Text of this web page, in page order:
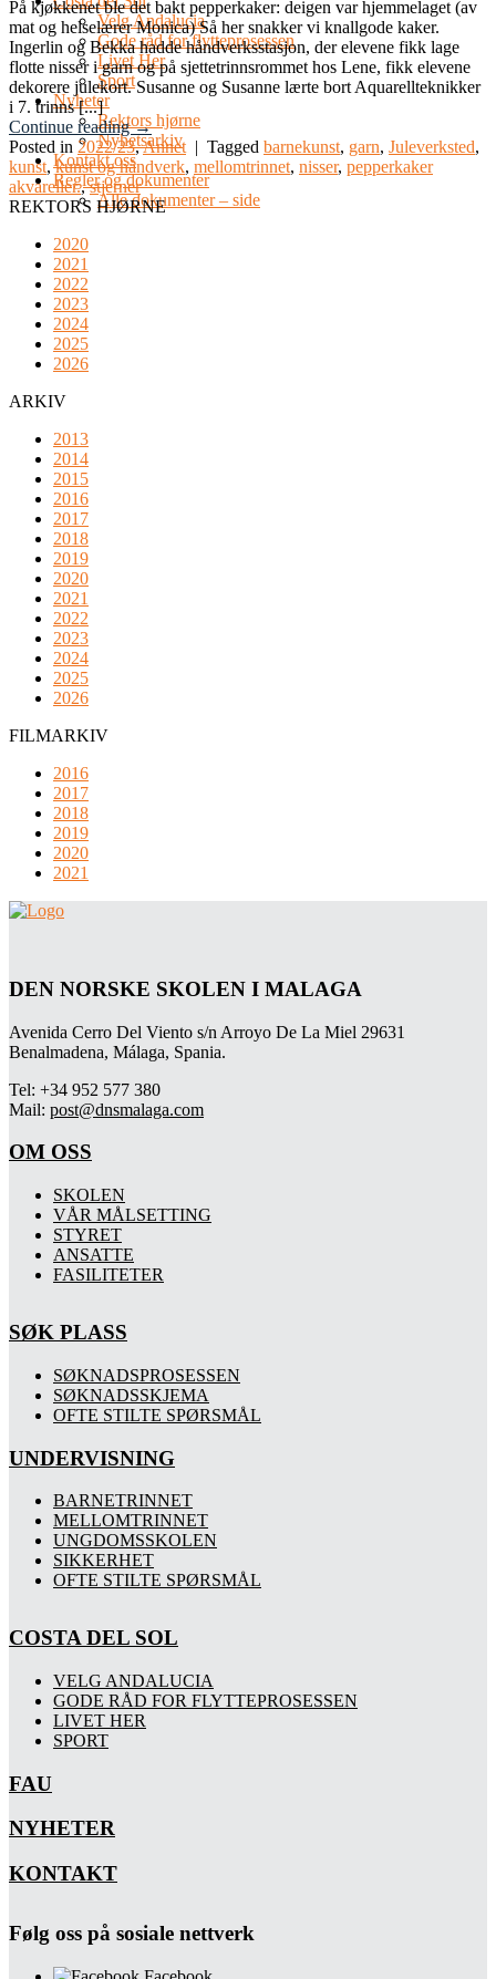
Velg Andalucia
Gode råd for flytteprosessen
Livet Her
Sport
Nyheter
Rektors hjørne
Nyhetsarkiv
Kontakt oss
Regler og dokumenter
Alle dokumenter – side
På kjøkkenet ble det bakt pepperkaker: deigen var hjemmelaget (av
mat og helselærer Monica) Så her snakker vi knallgode kaker.
Ingerlin og Bekka hadde håndverksstasjon, der elevene fikk lage
flotte nisser i garn og på sjettetrinnsrommet hos Lene, fikk elevene
dekorere julekort. Susanne og Susanne lærte bort Aquarellteknikker
i 7. trinns [...]
Continue reading→
Posted in 2022/23,Annet | Tagged barnekunst, garn, Juleverksted,
kunst,kunst og håndverk, mellomtrinnet, nisser, pepperkaker
akvareller.,stjerner
REKTORS HJØRNE
2020
2021
2022
2023
2024
2025
2026
ARKIV
2013
2014
2015
2016
2017
2018
2019
2020
2021
2022
2023
2024
2025
2026
FILMARKIV
2016
2017
2018
2019
2020
2021
DEN NORSKE SKOLEN I MALAGA
Avenida Cerro Del Viento s/n Arroyo De La Miel 29631
Benalmadena, Málaga, Spania.
Tel: +34 952 577 380
Mail: post@dnsmalaga.com
OM OSS
SKOLEN
VÅR MÅLSETTING
STYRET
ANSATTE
FASILITETER
SØK PLASS
SØKNADSPROSESSEN
SØKNADSSKJEMA
OFTE STILTE SPØRSMÅL
UNDERVISNING
BARNETRINNET
MELLOMTRINNET
UNGDOMSSKOLEN
SIKKERHET
OFTE STILTE SPØRSMÅL
COSTA DEL SOL
VELG ANDALUCIA
GODE RÅD FOR FLYTTEPROSESSEN
LIVET HER
SPORT
FAU
NYHETER
KONTAKT
Følg oss på sosiale nettverk